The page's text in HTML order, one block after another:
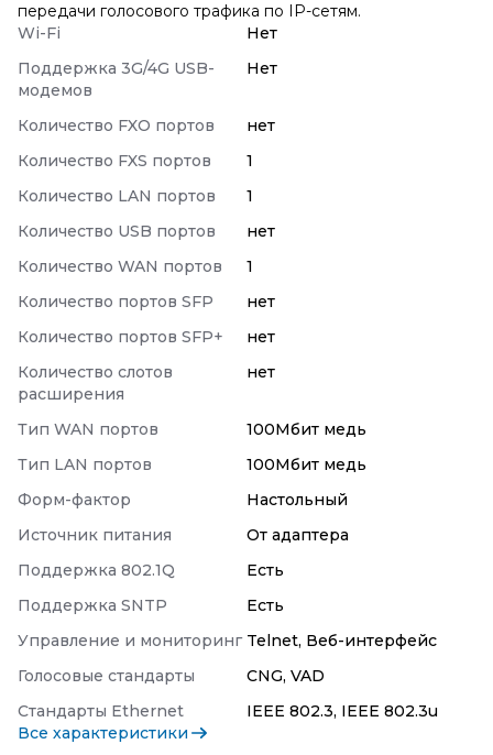
передачи голосового трафика по IP-сетям.
Wi-Fi
Нет
Поддержка 3G/4G USB-
модемов
Нет
Количество FXO портов
нет
Количество FXS портов
1
Количество LAN портов
1
Количество USB портов
нет
Количество WAN портов
1
Количество портов SFP
нет
Количество портов SFP+
нет
Количество слотов
расширения
нет
Тип WAN портов
100Мбит медь
Тип LAN портов
100Мбит медь
Форм-фактор
Настольный
Источник питания
От адаптера
Поддержка 802.1Q
Есть
Поддержка SNTP
Есть
Управление и мониторинг Telnet, Веб-интерфейс
Голосовые стандарты
CNG, VAD
Стандарты Ethernet
IEEE 802.3, IEEE 802.3u
Все характеристики